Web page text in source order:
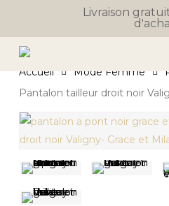
main
Livraison
Accueil Mode Femme
Pantalon tailleur droit noir